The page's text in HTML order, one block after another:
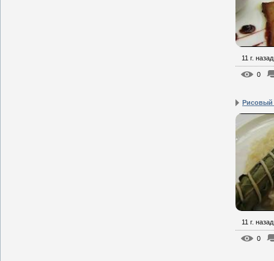
11 г. назад
0
Рисовый
11 г. назад
0